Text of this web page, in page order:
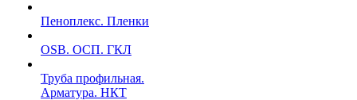
Пеноплекс. Пленки
OSB. ОСП. ГКЛ
Труба профильная.
Арматура. НКТ